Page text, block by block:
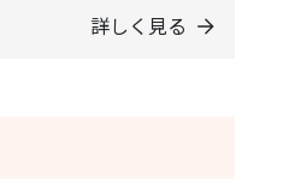
詳しく見る